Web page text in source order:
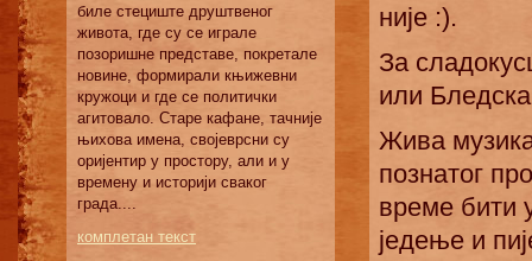
биле стециште друштвеног
живота, где су се играле
позоришне представе, покретале
новине, формирали књижевни
кружоци и где се политички
агитовало. Старе кафане, тачније
њихова имена, својеврсни су
оријентир у простору, али и у
времену и историји сваког
града....
комплетан текст
није :).
За
или
Жива
познатог
време бити
једење и